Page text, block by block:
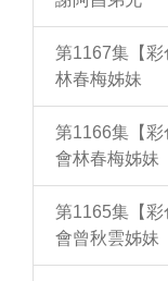
第1167集【
林春梅姊妹
第1166集【
會林春梅姊妹
第1165集【
會曾秋雲姊妹